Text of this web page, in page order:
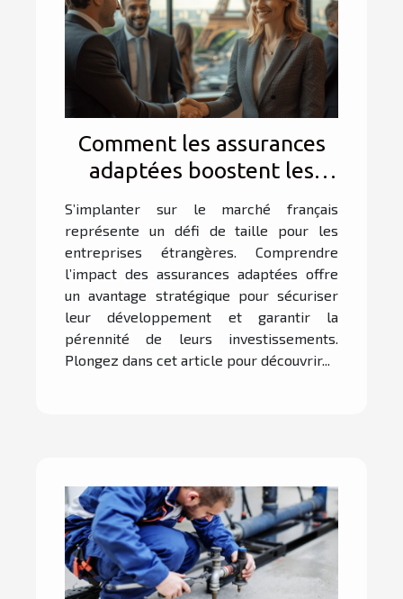
Comment les assurances
adaptées boostent les
affaires des entreprises
étrangères en France ?
S’implanter sur le marché français
représente un défi de taille pour les
entreprises étrangères. Comprendre
l’impact des assurances adaptées offre
un avantage stratégique pour sécuriser
leur développement et garantir la
pérennité de leurs investissements.
Plongez dans cet article pour découvrir...